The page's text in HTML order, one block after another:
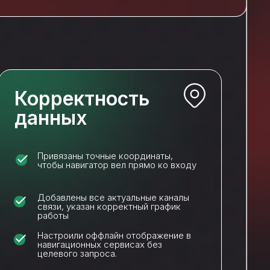
Корректность
данных
Привязаны точные координаты,
чтобы навигатор вел прямо ко входу
Добавлены все актуальные каналы
связи, указан корректный график
работы
Настроили оффлайн отображение в
навигационных сервисах без
целевого запроса.